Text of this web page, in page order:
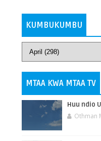
KUMBUKUMBU
MTAA KWA MTAA TV
Huu ndio
Othman